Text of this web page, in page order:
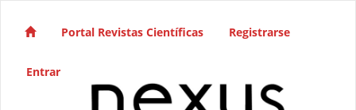
Navegación principal
Barra lateral
Portal Revistas Científicas Registrarse
Entrar